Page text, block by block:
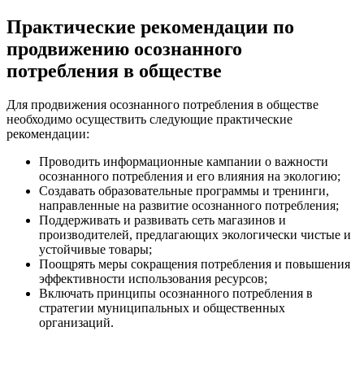
Практические рекомендации по
продвижению осознанного
потребления в обществе
Для продвижения осознанного потребления в обществе
необходимо осуществить следующие практические
рекомендации:
Проводить информационные кампании о важности
осознанного потребления и его влияния на экологию;
Создавать образовательные программы и тренинги,
направленные на развитие осознанного потребления;
Поддерживать и развивать сеть магазинов и
производителей, предлагающих экологически чистые и
устойчивые товары;
Поощрять меры сокращения потребления и повышения
эффективности использования ресурсов;
Включать принципы осознанного потребления в
стратегии муниципальных и общественных
организаций.